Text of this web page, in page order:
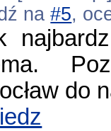
na#5,
do